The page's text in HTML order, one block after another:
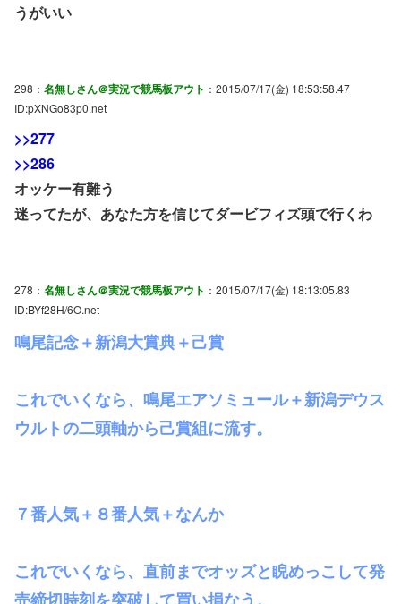
うがいい
298： 名無しさん＠実況で競馬板アウト ：2015/07/17(金) 18:53:58.47
ID:pXNGo83p0.net
>>277
>>286
オッケー有難う
迷ってたが、あなた方を信じてダービフィズ頭で行くわ
278： 名無しさん＠実況で競馬板アウト ：2015/07/17(金) 18:13:05.83
ID:BYf28H/6O.net
鳴尾記念＋新潟大賞典＋己賞
これでいくなら、鳴尾エアソミュール＋新潟デウス
ウルトの二頭軸から己賞組に流す。
７番人気＋８番人気＋なんか
これでいくなら、直前までオッズと睨めっこして発
売締切時刻を突破して買い損なう。